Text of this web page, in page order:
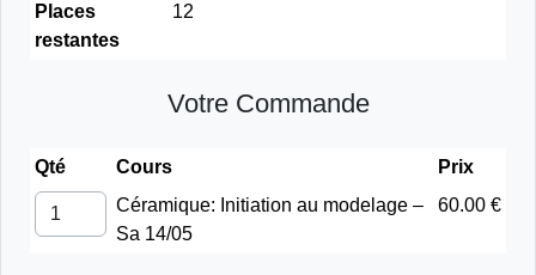
Places
restantes
12
Votre Commande
Qté Cours
Prix
Céramique: Initiation au modelage –
Sa 14/05
60.00 €